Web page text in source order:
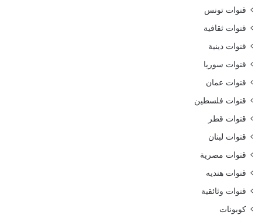
قنوات تونس
قنوات ثقافية
قنوات دينية
قنوات سوريا
قنوات عمان
قنوات فلسطين
قنوات قطر
قنوات لبنان
قنوات مصرية
قنوات هنديه
قنوات وثائقية
كوبونات